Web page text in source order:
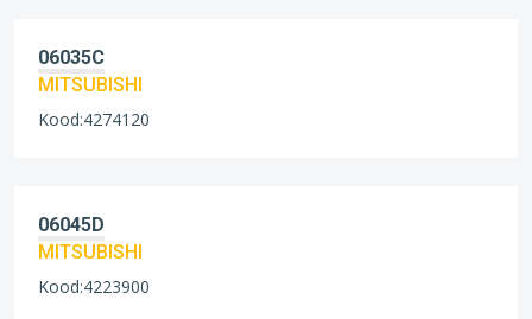
06035C
MITSUBISHI
Kood:4274120
06045D
MITSUBISHI
Kood:4223900